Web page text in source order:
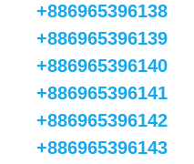
+886965396138
+886965396139
+886965396140
+886965396141
+886965396142
+886965396143